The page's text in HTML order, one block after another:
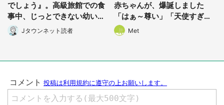
でしょう』。高級旅館での食
事中、じっとできない幼い息
子に中年の男性客が...」（東
京都・40代男性）
Jタウンネット読者
赤ちゃんが、爆誕しました
「はぁ～尊い」「天使すぎ
る」と1.9万人もん絶
Met